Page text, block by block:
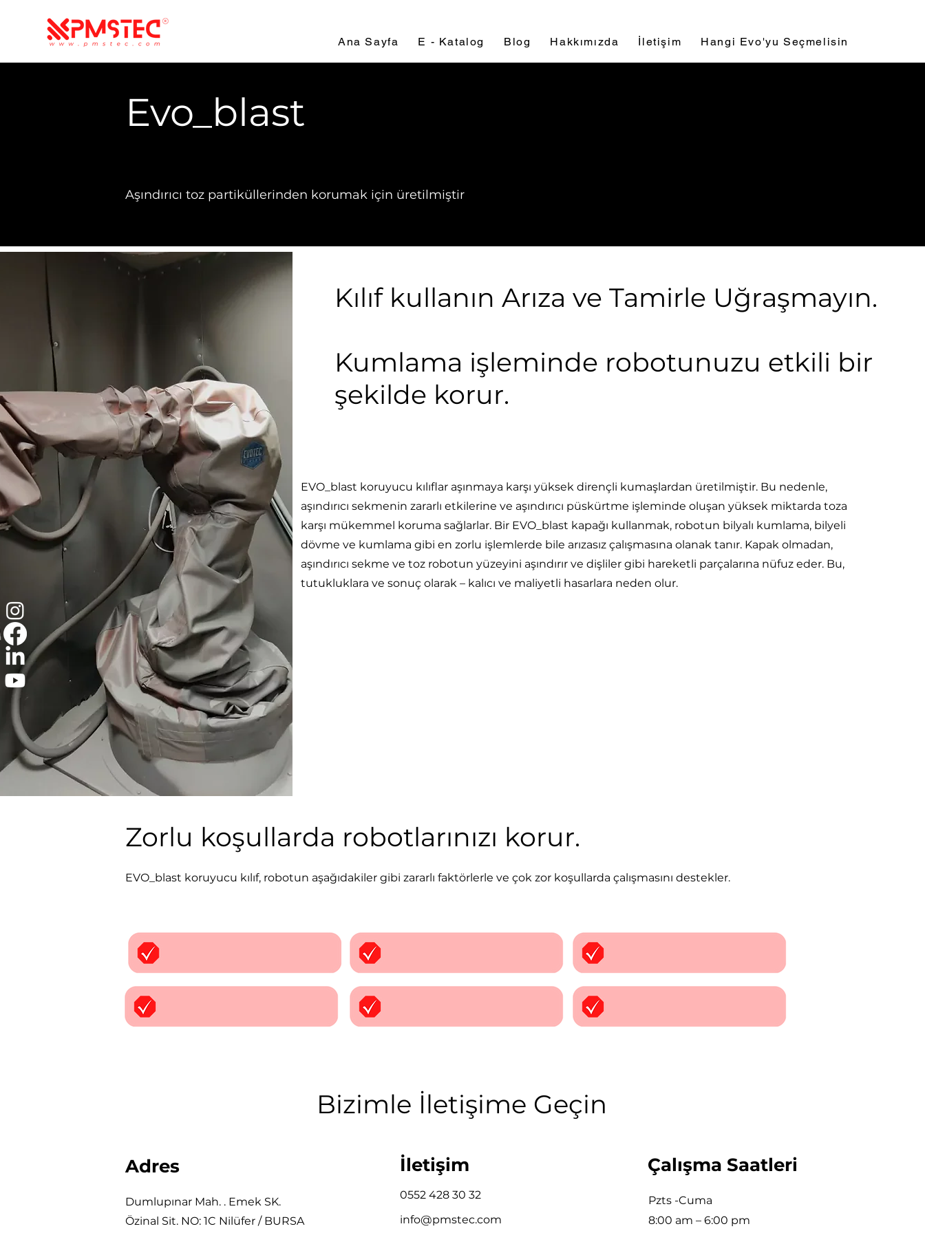
Ana Sayfa E - Katalog Blog Hakkımızda İletişim Hangi Evo'yu Seçmelisin
Evo_blast
Aşındırıcı toz partiküllerinden korumak için üretilmiştir
Kılıf kullanın Arıza ve Tamirle Uğraşmayın.
Kumlama işleminde robotunuzu etkili bir
şekilde korur.
EVO_blast koruyucu kılıflar aşınmaya karşı yüksek dirençli kumaşlardan üretilmiştir. Bu nedenle,
aşındırıcı sekmenin zararlı etkilerine ve aşındırıcı püskürtme işleminde oluşan yüksek miktarda toza
karşı mükemmel koruma sağlarlar. Bir EVO_blast kapağı kullanmak, robotun bilyalı kumlama, bilyeli
dövme ve kumlama gibi en zorlu işlemlerde bile arızasız çalışmasına olanak tanır. Kapak olmadan,
aşındırıcı sekme ve toz robotun yüzeyini aşındırır ve dişliler gibi hareketli parçalarına nüfuz eder. Bu,
tutukluklara ve sonuç olarak – kalıcı ve maliyetli hasarlara neden olur.
Zorlu koşullarda robotlarınızı korur.
EVO_blast koruyucu kılıf, robotun aşağıdakiler gibi zararlı faktörlerle ve çok zor koşullarda çalışmasını destekler.
Bizimle İletişime Geçin
Adres
Dumlupınar Mah. . Emek SK.
Özinal Sit. NO: 1C Nilüfer / BURSA
İletişim
0552 428 30 32
info@pmstec.com
Çalışma Saatleri
Pzts -Cuma
8:00 am – 6:00 pm